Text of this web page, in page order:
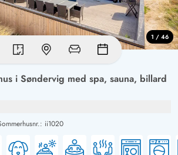
i Søndervig med spa, sauna, billard
ii1020
1 / 46